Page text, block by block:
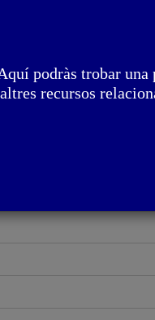
podràs trobar
recursos